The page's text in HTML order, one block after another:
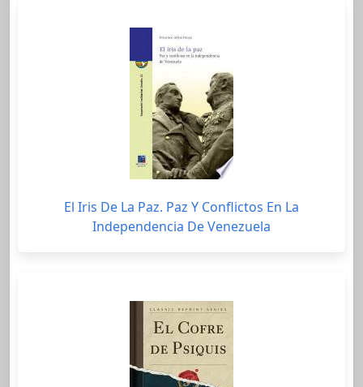
El Iris De La Paz. Paz Y Conflictos En La
Independencia De Venezuela